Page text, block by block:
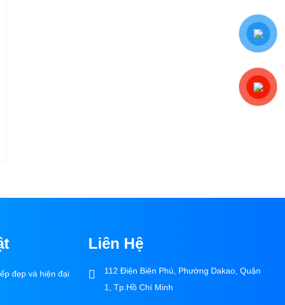
đẹp và hiện đại
Liên Hệ
112 Điện Biên Phủ, Phường Dakao, Quận
1, Tp.Hồ Chí Minh